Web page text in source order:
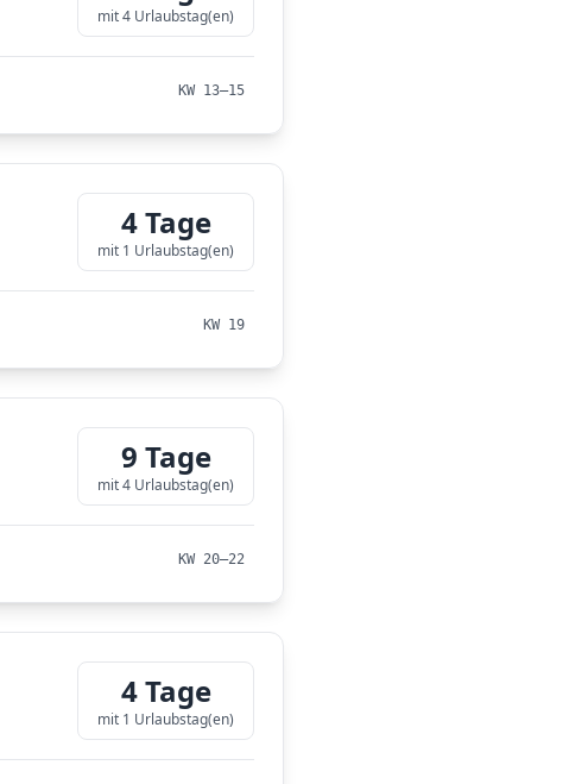
mit 4 Urlaubstag(en)
KW 13–15
4 Tage
mit 1 Urlaubstag(en)
KW 19
9 Tage
mit 4 Urlaubstag(en)
KW 20–22
4 Tage
mit 1 Urlaubstag(en)